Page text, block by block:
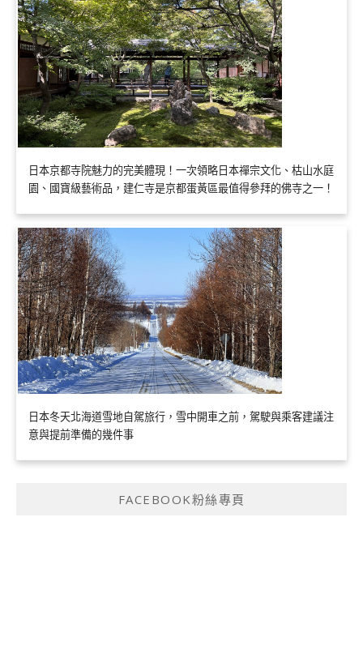
日本京都寺院魅力的完美體現！一次領略日本禪宗文化、枯山水庭
園、國寶級藝術品，建仁寺是京都蛋黃區最值得參拜的佛寺之一！
日本冬天北海道雪地自駕旅行，雪中開車之前，駕駛與乘客建議注
意與提前準備的幾件事
FACEBOOK粉絲專頁